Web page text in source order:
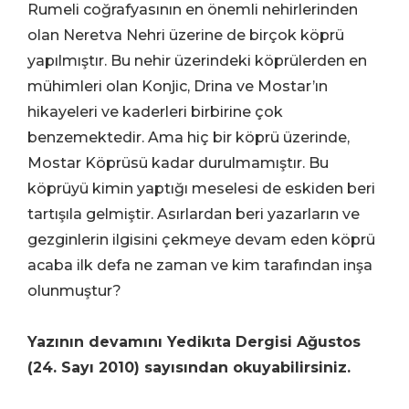
Rumeli coğrafyasının en önemli nehirlerinden
olan Neretva Nehri üzerine de birçok köprü
yapılmıştır. Bu nehir üzerindeki köprülerden en
mühimleri olan Konjic, Drina ve Mostar’ın
hikayeleri ve kaderleri birbirine çok
benzemektedir. Ama hiç bir köprü üzerinde,
Mostar Köprüsü kadar durulmamıştır. Bu
köprüyü kimin yaptığı meselesi de eskiden beri
tartışıla gelmiştir. Asırlardan beri yazarların ve
gezginlerin ilgisini çekmeye devam eden köprü
acaba ilk defa ne zaman ve kim tarafından inşa
olunmuştur?
Yazının devamını Yedikıta Dergisi Ağustos
(24. Sayı 2010) sayısından okuyabilirsiniz.